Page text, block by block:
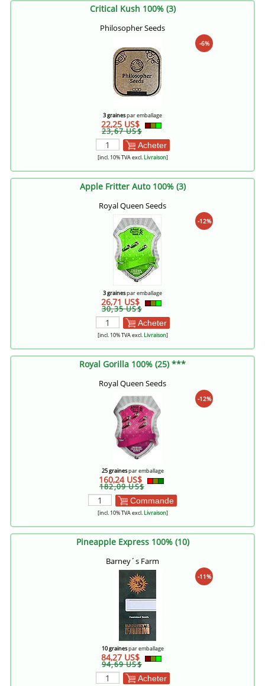
Critical Kush 100% (3)
Philosopher Seeds
-6%
3 grainespar emballage
22,25 US$
23,67 US$
Acheter
[incl. 10% TVA excl.Livraison]
Apple Fritter Auto 100% (3)
Royal Queen Seeds
-12%
3 grainespar emballage
26,71 US$
30,35 US$
Acheter
[incl. 10% TVA excl.Livraison]
Royal Gorilla 100% (25) ***
Royal Queen Seeds
-12%
25 grainespar emballage
160,24 US$
182,09 US$
Commande
[incl. 10% TVA excl.Livraison]
Pineapple Express 100% (10)
Barney´s Farm
-11%
10 grainespar emballage
84,27 US$
94,69 US$
Acheter